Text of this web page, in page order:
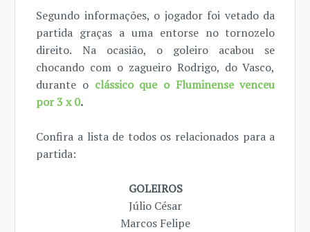
Segundo informações, o jogador foi vetado da
partida graças a uma entorse no tornozelo
direito. Na ocasião, o goleiro acabou se
chocando com o zagueiro Rodrigo, do Vasco,
durante o clássico que o Fluminense venceu
por 3 x 0.
Confira a lista de todos os relacionados para a
partida:
GOLEIROS
Júlio César
Marcos Felipe